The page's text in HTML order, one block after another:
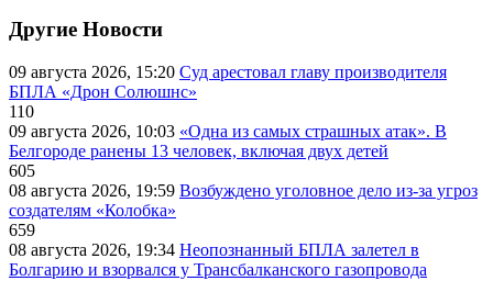
Другие Новости
09 августа 2026, 15:20 Суд арестовал главу производителя
БПЛА «Дрон Солюшнс»
110
09 августа 2026, 10:03 «Одна из самых страшных атак». В
Белгороде ранены 13 человек, включая двух детей
605
08 августа 2026, 19:59 Возбуждено уголовное дело из-за угроз
создателям «Колобка»
659
08 августа 2026, 19:34 Неопознанный БПЛА залетел в
Болгарию и взорвался у Трансбалканского газопровода